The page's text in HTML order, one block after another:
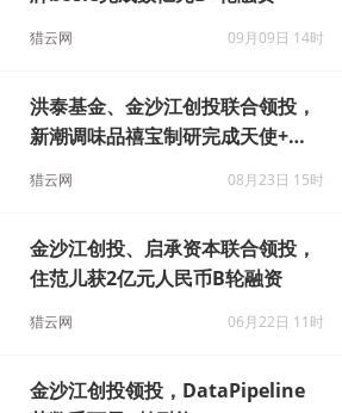
猎云网 09月30日 09时
B站与五源资本领投，新锐服饰品
牌bosie完成数亿元B+轮融资
猎云网 09月09日 14时
洪泰基金、金沙江创投联合领投，
新潮调味品禧宝制研完成天使+轮
数千万融资
猎云网 08月23日 15时
金沙江创投、启承资本联合领投，